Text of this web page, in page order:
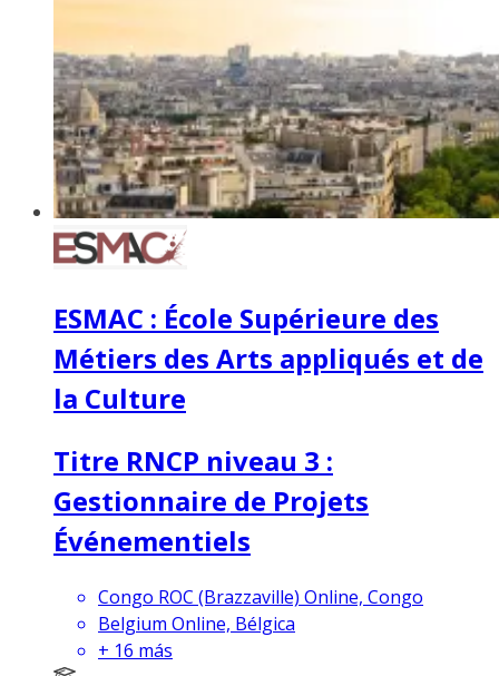
ESMAC : École Supérieure des
Métiers des Arts appliqués et de
la Culture
Titre RNCP niveau 3 :
Gestionnaire de Projets
Événementiels
Congo ROC (Brazzaville) Online, Congo
Belgium Online, Bélgica
+ 16 más